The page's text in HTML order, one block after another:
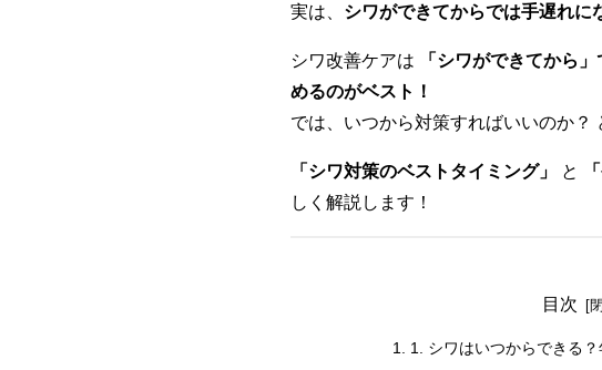
実は、 シワができてからでは手遅れに
シワ改善ケアは
「シワができてから
めるのがベスト！
では、いつから対策すればいいのか？
「シワ対策のベストタイミング」 と
しく解説します！
目次
1. シワはいつからできる